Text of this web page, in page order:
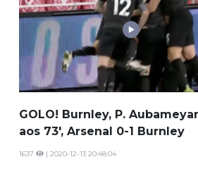
GOLO! Burnley, P.
aos 73', Arsenal 0-1 Burnley
1637 | 2020-12-13 20:48:04